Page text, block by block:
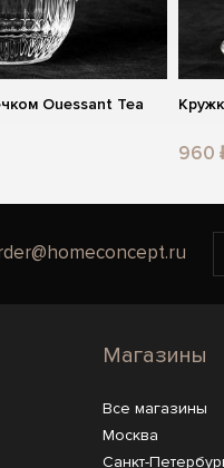
Ouessant Tea
960
Магазины
Все магазины
Москва
Санкт-